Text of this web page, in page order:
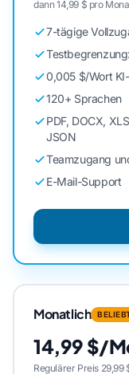
dann 14,99 $ pro
7-tägige
0,005 $/Wort
120+ Sprachen
PDF, DOCX,
JSON
Teamzugang
E-Mail-Support
Monatlich
14,99 $/
Regulärer Preis 29,99